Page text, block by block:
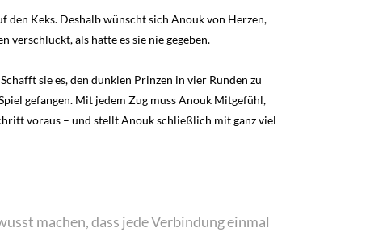
den Keks. Deshalb wünscht sich Anouk von Herzen,
verschluckt, als hätte es sie nie gegeben.
sie es, den dunklen Prinzen in vier Runden zu
gefangen. Mit jedem Zug muss Anouk Mitgefühl,
voraus – und stellt Anouk schließlich mit ganz viel
machen, dass jede Verbindung einmal